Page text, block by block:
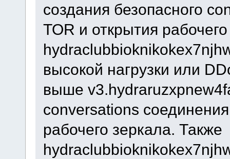
создания безопасного
TOR и открытия
высокой нагрузки или
выше
conversations
рабочего зеркала. Также